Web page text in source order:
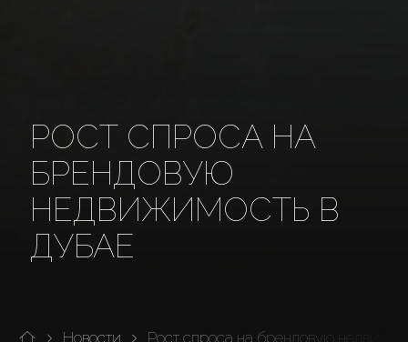
РОСТ СПРОСА НА
БРЕНДОВУЮ
НЕДВИЖИМОСТЬ В
ДУБАЕ
Новости Рост спроса на брендовую